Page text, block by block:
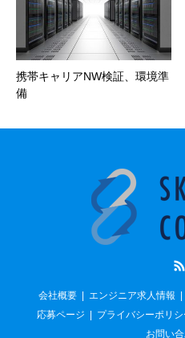
携帯キャリアNW検証、環境準
備
会社概要 エンジニア求人情報
応募ページ
プライバシーポリシ
お問い